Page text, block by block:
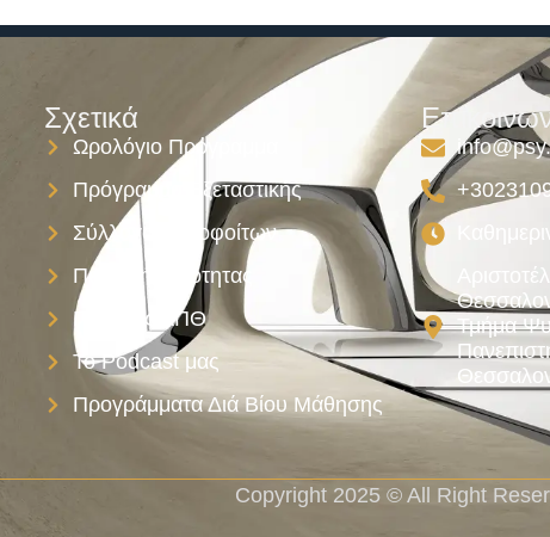
Σχετικά
Ωρολόγιο Πρόγραμμα
Πρόγραμμα Εξεταστικής
Σύλλογος Αποφοίτων
Πολιτική Ποιότητας
Παροχές ΑΠΘ
Το Podcast μας
Προγράμματα Διά Βίου Μάθησης
Τμήμα
Copyright 2025 © All Right